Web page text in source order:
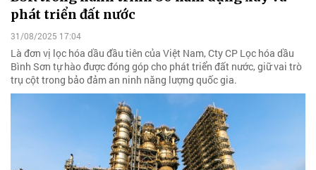
phát triển đất nước
31/08/2025 17:04
Là đơn vị lọc hóa dầu đầu tiên của Việt Nam, Cty CP Lọc hóa dầu
Bình Sơn tự hào được đóng góp cho phát triển đất nước, giữ vai trò
trụ cột trong bảo đảm an ninh năng lượng quốc gia.